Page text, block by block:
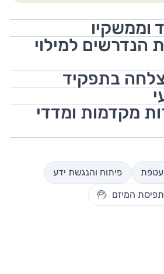
וממשקיו
הנדרשים למילוי
בתפקיד
מקדמות ומדדי
פיתוח והנגשת ידע
תפיסת המיזם